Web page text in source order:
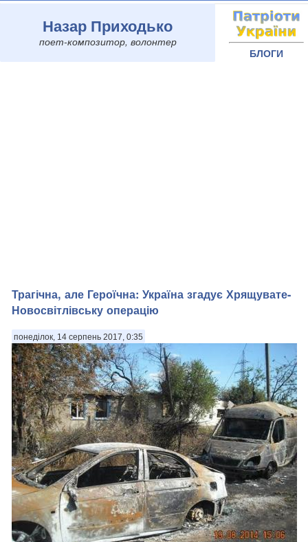
Назар Приходько
поет-композитор, волонтер
БЛОГИ
Трагічна, але Героїчна: Україна згадує Хрящувате-
Новосвітлівську операцію
понеділок, 14 серпень 2017, 0:35